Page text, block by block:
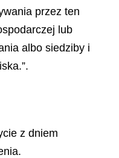
przez ten
lub
albo siedziby i
z dniem